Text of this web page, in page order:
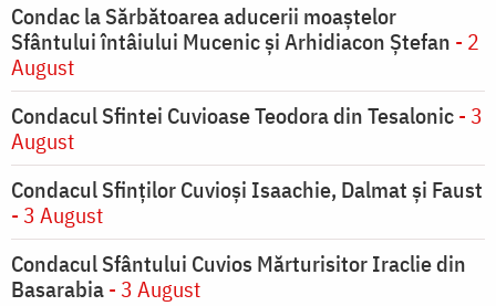
Condac la Sărbătoarea aducerii moaştelor
Sfântului întâiului Mucenic şi Arhidiacon Ştefan - 2
August
Condacul Sfintei Cuvioase Teodora din Tesalonic- 3
August
Condacul Sfinţilor Cuvioşi Isaachie, Dalmat şi Faust
- 3 August
Condacul Sfântului Cuvios Mărturisitor Iraclie din
Basarabia- 3 August